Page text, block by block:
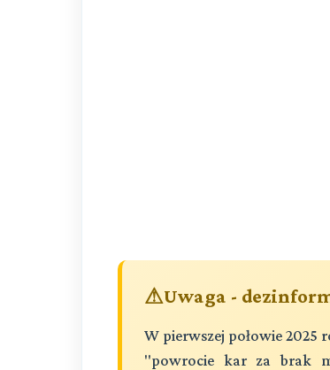
Uwaga -
W pierwszej połowie 2025
"powrocie kar za brak